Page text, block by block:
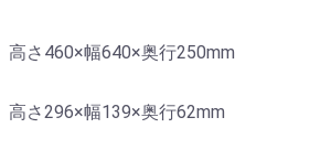
高さ460×幅640×奥行250mm
高さ296×幅139×奥行62mm